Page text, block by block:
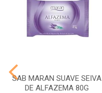
SAB MARAN SUAVE SEIVA
DE ALFAZEMA 80G